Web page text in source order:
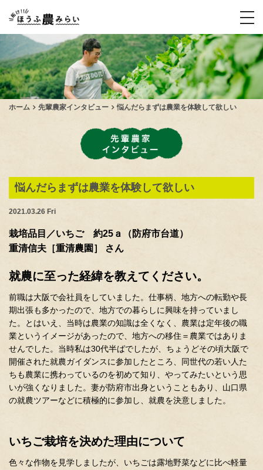
ホーム 先輩農家インタビュー 悩んだらまずは農業を体験して欲しい
悩んだらまずは農業を体験して欲しい
2021.03.26 Fri
栽培品目／いちご 約25ａ（防府市台道）
重清信夫［重清農園］ さん
就農に至った経緯を教えてください。
前職は大阪で会社員をしていました。仕事柄、地方への転勤や長
期出張も多かったので、地方での暮らしに興味を持っていまし
た。とはいえ、当時は農業の知識は全くなく、農業は定年後の職
業というイメージがあったので、地方への移住＝農業ではありま
せんでした。当時私は30代半ばでしたが、ちょうどその頃大阪で
開催された就農ガイダンスに参加したところ、同世代の若い人た
ちも農業に携わっているのを初めて知り、やってみたいという思
いが強くなりました。妻が防府市出身ということもあり、山口県
の就農ツアーなどに積極的に参加し、就農を決意しました。
いちご栽培を決めた理由について
色々な作物を見学しましたが、いちごは露地野菜などに比べ軽量